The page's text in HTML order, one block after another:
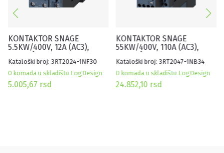
KONTAKTOR SNAGE
5.5KW/400V, 12A (AC3),
1NO+1NC, ŠPULNA 95-130V
AC/DC, VELIČINA S0, SA
INTEGRISANIM
VARISTOROM
Kataloški broj: 3RT2024-1NF30
0 komada u skladištu LogDesign
5.005,67 rsd
KONTAKTOR SNAGE
55KW/400V, 110A (AC3),
2NO+2NC, ŠPULNA 20-33V
AC/DC, VELIČINA S3, SA
INTEGRISANIM
VARISTOROM
Kataloški broj: 3RT2047-1NB34
0 komada u skladištu LogDesign
24.852,10 rsd